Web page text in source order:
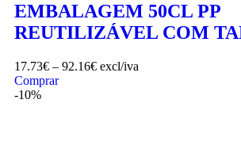
EMBALAGEM 50CL PP
REUTILIZÁVEL COM
17.73€ – 92.16€ excl/iva
Comprar
-10%